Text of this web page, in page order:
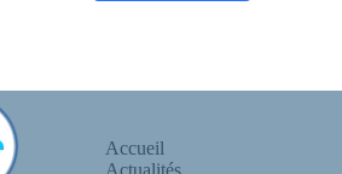
Accueil
Actualités